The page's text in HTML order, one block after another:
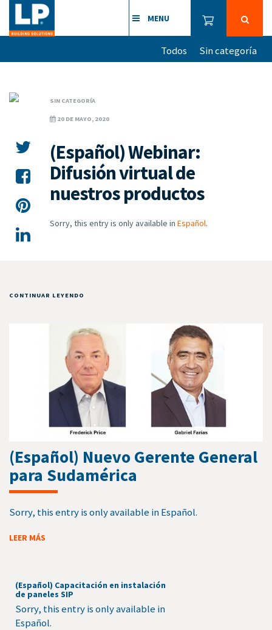
MENU
Todos Sin categoría
SIN CATEGORÍA
20 DE MAYO, 2020
(Español) Webinar:
Difusión virtual de
nuestros productos
Sorry, this entry is only available inEspañol.
CONTINUAR LEYENDO
(Español) Nuevo Gerente General
para Sudamérica
Sorry, this entry is only available in Español.
LEER MÁS
(Español) Capacitación en instalación
de paneles SIP
Sorry, this entry is only available in
Español.